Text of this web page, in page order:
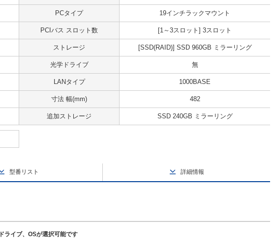
PCタイプ 19インチラックマウント
PCIバス スロット数 [1～3スロット] 3スロット
ストレージ [SSD(RAID)] SSD 960GB ミラーリング
光学ドライブ 無
LANタイプ 1000BASE
寸法 幅(mm) 482
追加ストレージ SSD 240GB ミラーリング
型番リスト 詳細情報
ライブ、OSが選択可能です